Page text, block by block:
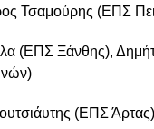
Τσαμούρης (ΕΠΣ
(ΕΠΣ Ξάνθης),
(ΕΠΣ Άρτας)